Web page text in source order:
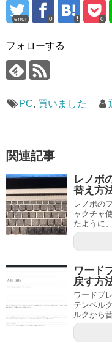
error 0 0
フォローする
PC, 買いました
関連記事
レノボ
替え方
レノボの
ャクチャ
たように
ワード
戻す方
ワードプ
テンベル
ルクから